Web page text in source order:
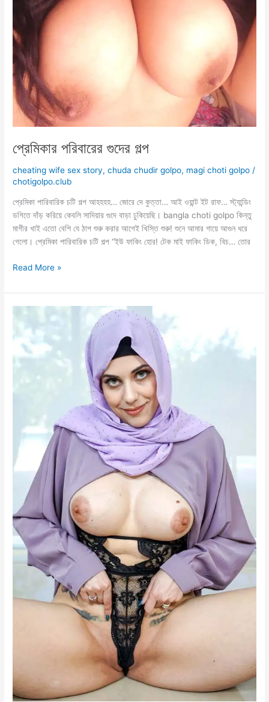
প্রেমিকার পরিবারের গুদের গল্প
cheating wife sex story,chuda chudir golpo, magi choti golpo /
chotigolpo.club
প্রেমিকা পারিবারিক চটি গল্প আহহহহ… জোরে দে কুত্তা… আই ওয়ান্ট ইট রাফ… স্ট্যান্ডিং
ডগিতে দাঁড় করিয়ে কেবলি সাদিয়ার গুদে বাড়া ঢুকিয়েছি। bangla choti golpo কিন্তু
মাগীর খাই এতো বেশি যে ঠাপ শুরু করার আগেই খিস্তি শুরু! শুনে আমার গায়ে আগুন ধরে
গেলো। প্রেমিকা পারিবারিক চটি গল্প “ইউ ফাকিং হোর! টেক মাই ফাকিং ডিক, বিচ… তোর
প্রেমিকার
গুদের
গল্প
Read More »